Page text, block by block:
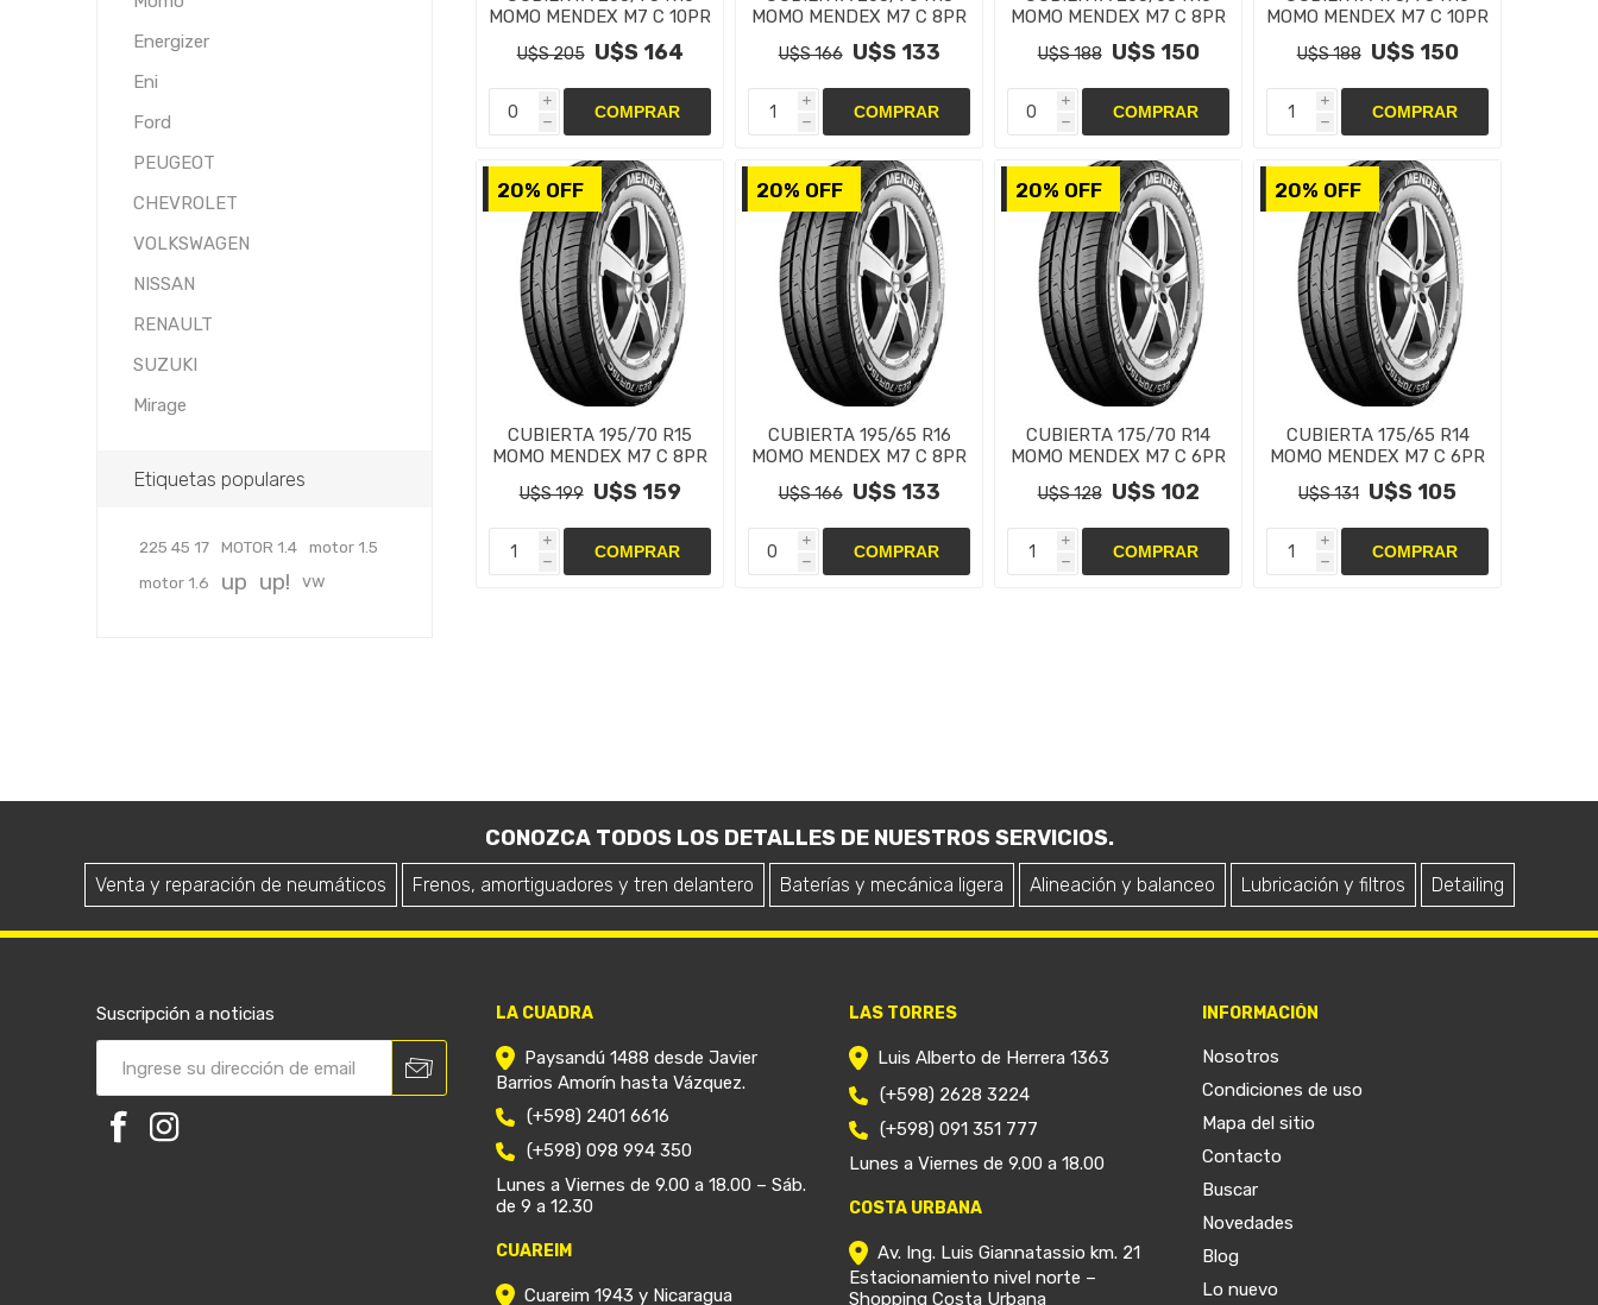
MOMO MENDEX M7 C 10PR
U$S 205 U$S 164
i
h
MOMO MENDEX M7 C 8PR
U$S 166 U$S 133
i
h
MOMO MENDEX M7 C 8PR
U$S 188 U$S 150
i
h
MOMO MENDEX M7 C 10PR
U$S 188 U$S 150
i
h
20% OFF
CUBIERTA 195/70 R15
MOMO MENDEX M7 C 8PR
U$S 199 U$S 159
i
h
20% OFF
CUBIERTA 195/65 R16
MOMO MENDEX M7 C 8PR
U$S 166 U$S 133
i
h
20% OFF
CUBIERTA 175/70 R14
MOMO MENDEX M7 C 6PR
U$S 128 U$S 102
i
h
20% OFF
CUBIERTA 175/65 R14
MOMO MENDEX M7 C 6PR
U$S 131 U$S 105
i
h
Energizer
Eni
Ford
PEUGEOT
CHEVROLET
VOLKSWAGEN
NISSAN
RENAULT
SUZUKI
Mirage
Etiquetas populares
225 45 17 MOTOR 1.4
motor 1.5
motor 1.6
up up! vw
CONOZCA TODOS LOS DETALLES DE NUESTROS SERVICIOS.
Venta y reparación de neumáticos Frenos, amortiguadores y tren delantero Baterías y mecánica ligera Alineación y balanceo Lubricación y filtros Detailing
Suscripción a noticias LA CUADRA
Paysandú 1488 desde Javier
Barrios Amorín hasta Vázquez.
(+598) 2401 6616
(+598) 098 994 350
Lunes a Viernes de 9.00 a 18.00 – Sáb.
de 9 a 12.30
CUAREIM
Cuareim 1943 y Nicaragua
LAS TORRES
Luis Alberto de Herrera 1363
(+598) 2628 3224
(+598) 091 351 777
Lunes a Viernes de 9.00 a 18.00
COSTA URBANA
Av. Ing. Luis Giannatassio km. 21
Estacionamiento nivel norte –
Shopping Costa Urbana
INFORMACIÓN
Nosotros
Condiciones de uso
Mapa del sitio
Contacto
Buscar
Novedades
Blog
Lo nuevo